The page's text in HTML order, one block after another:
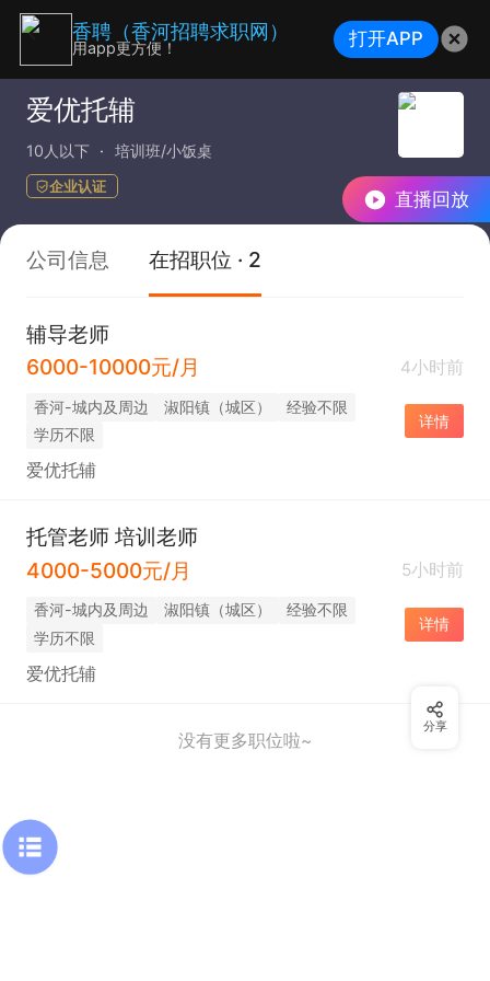
直播回放
爱优托辅
10人以下 培训班/小饭桌
企业认证
公司信息 在招职位 · 2
辅导老师
6000-10000元/月
4小时前
香河-城内及周边 淑阳镇（城区）
经验不限
学历不限
详情
爱优托辅
托管老师 培训老师
4000-5000元/月
5小时前
香河-城内及周边 淑阳镇（城区）
经验不限
学历不限
详情
爱优托辅
没有更多职位啦~
分享
香聘（香河招聘求职网）
用app更方便！ 打开APP